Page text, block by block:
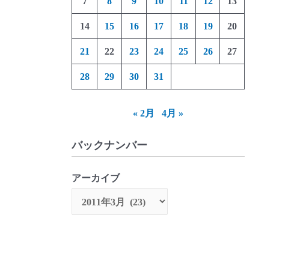
14 15 16 17 18 19 20
21 22 23 24 25 26 27
28 29 30 31
« 2月 4月 »
バックナンバー
アーカイブ